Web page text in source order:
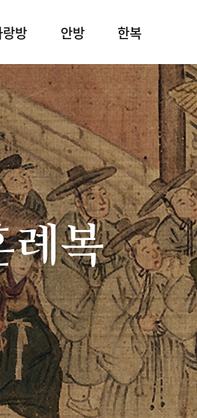
방 안방 한복
례복